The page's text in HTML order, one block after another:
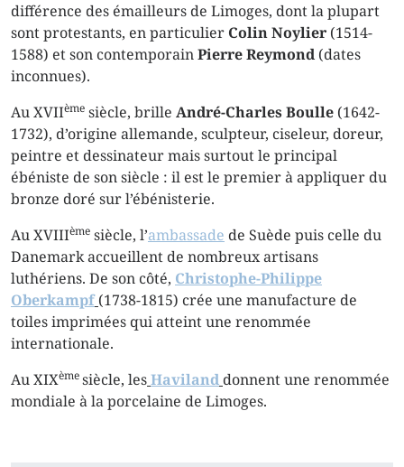
différence des émailleurs de Limoges, dont la plupart
sont protestants, en particulier Colin Noylier (1514-
1588) et son contemporainPierre Reymond (dates
inconnues).
Au XVIIème siècle, brille André-Charles Boulle (1642-
1732), d’origine allemande, sculpteur, ciseleur, doreur,
peintre et dessinateur mais surtout le principal
ébéniste de son siècle : il est le premier à appliquer du
bronze doré sur l’ébénisterie.
Au XVIIIème siècle, l’ambassade de Suède puis celle du
Danemark accueillent de nombreux artisans
luthériens. De son côté, Christophe-Philippe
Oberkampf (1738-1815) crée une manufacture de
toiles imprimées qui atteint une renommée
internationale.
Au XIXèmesiècle, lesHaviland donnent une renommée
mondiale à la porcelaine de Limoges.